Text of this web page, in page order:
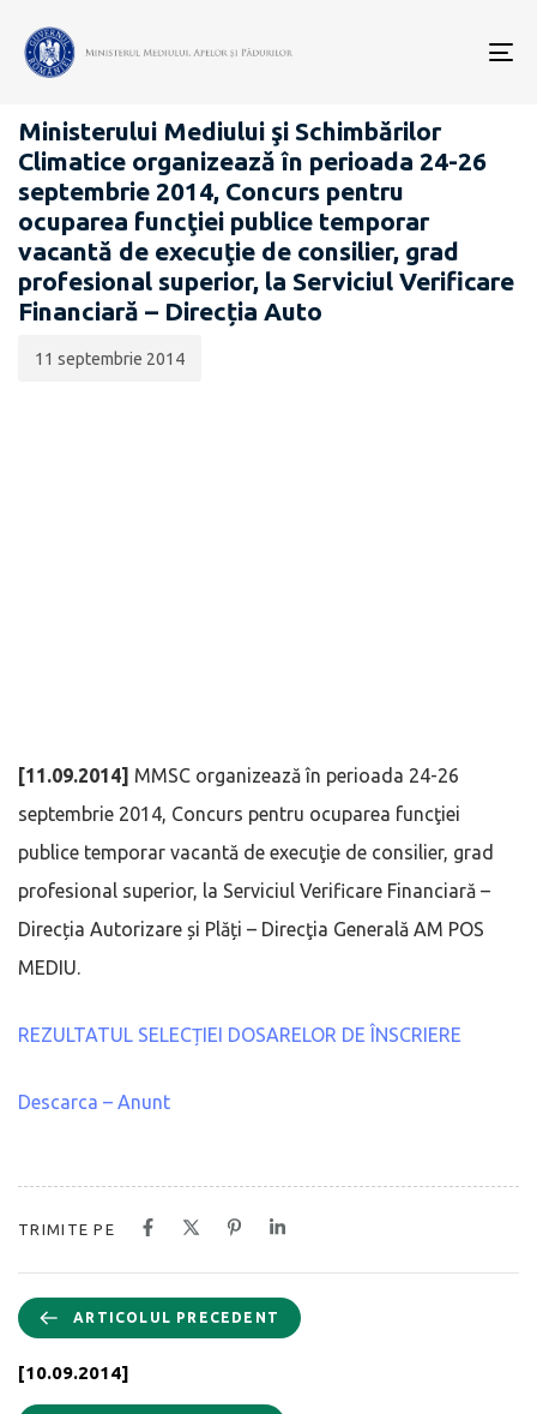
CARIERĂ
Ministerului Mediului şi Schimbărilor
Climatice organizează în perioada 24-26
septembrie 2014, Concurs pentru
ocuparea funcţiei publice temporar
vacantă de execuţie de consilier, grad
profesional superior, la Serviciul Verificare
Financiară – Direcția Auto
publicării:
11 septembrie 2014
[11.09.2014] MMSC organizează în perioada 24-26
septembrie 2014, Concurs pentru ocuparea funcţiei
publice temporar vacantă de execuţie de consilier, grad
profesional superior, la Serviciul Verificare Financiară –
Direcția Autorizare și Plăți – Direcţia Generală AM POS
MEDIU.
REZULTATUL SELECȚIEI DOSARELOR DE ÎNSCRIERE
Descarca – Anunt
TRIMITE PE
ARTICOLUL PRECEDENT
[10.09.2014]